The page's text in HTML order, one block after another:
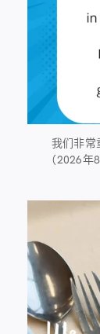
我们非常
（2026